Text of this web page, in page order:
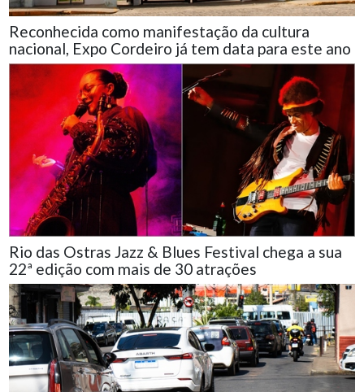
Reconhecida como manifestação da cultura
nacional, Expo Cordeiro já tem data para este ano
Rio das Ostras Jazz & Blues Festival chega a sua
22ª edição com mais de 30 atrações